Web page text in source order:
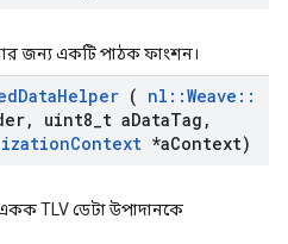
জন্য একটি পাঠক ফাংশন।
DataHelper ( nl ::Weave ::
, uint8 t aDataTag ,
Context *aContext)
TLV ডেটা উপাদানকে